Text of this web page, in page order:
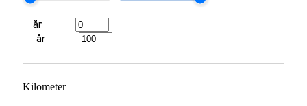
år
år
Kilometer